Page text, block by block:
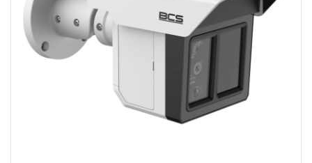
KOMPAKTOWE
(12)
TERMOWIZYJNE
PANORAMICZNE